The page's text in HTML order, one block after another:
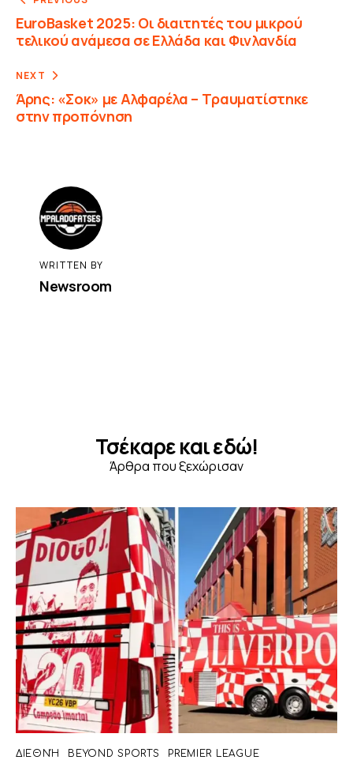
EuroBasket 2025: Οι διαιτητές του μικρού
τελικού ανάμεσα σε Ελλάδα και Φινλανδία
NEXT
Άρης: «Σοκ» με Αλφαρέλα – Τραυματίστηκε
στην προπόνηση
WRITTEN BY
Newsroom
Τσέκαρε και εδώ!
Άρθρα που ξεχώρισαν
ΔΙΕΘΝΉ BEYOND SPORTS
PREMIER LEAGUE